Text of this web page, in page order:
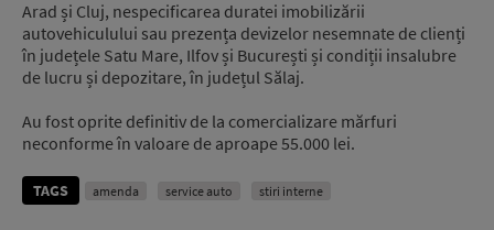
Arad și Cluj, nespecificarea duratei imobilizării
autovehiculului sau prezența devizelor nesemnate de clienți
în județele Satu Mare, Ilfov și București și condiții insalubre
de lucru și depozitare, în județul Sălaj.
Au fost oprite definitiv de la comercializare mărfuri
neconforme în valoare de aproape 55.000 lei.
TAGS amenda service auto stiri interne